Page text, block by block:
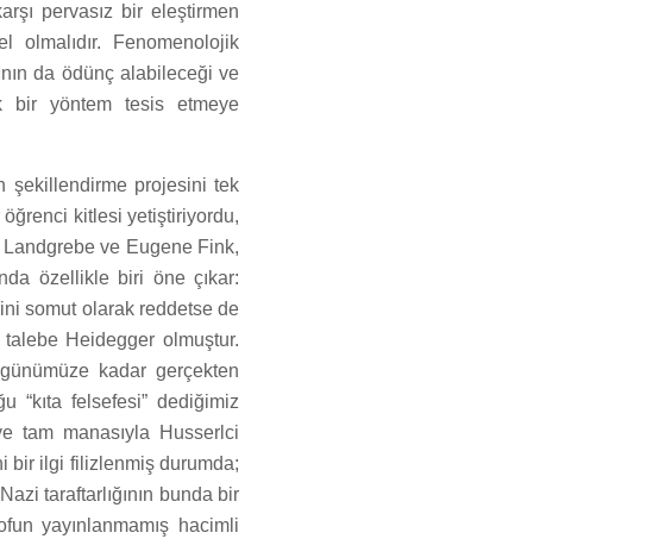
pervasız bir eleştirmen
Fenomenolojik
da ödünç alabileceği ve
bir yöntem tesis etmeye
şekillendirme projesini tek
öğrenci kitlesi yetiştiriyordu,
ve Eugene Fink,
özellikle biri öne çıkar:
somut olarak reddetse de
talebe Heidegger olmuştur.
kadar gerçekten
“kıta felsefesi” dediğimiz
tam manasıyla Husserlci
bir ilgi filizlenmiş durumda;
taraftarlığının bunda bir
yayınlanmamış hacimli